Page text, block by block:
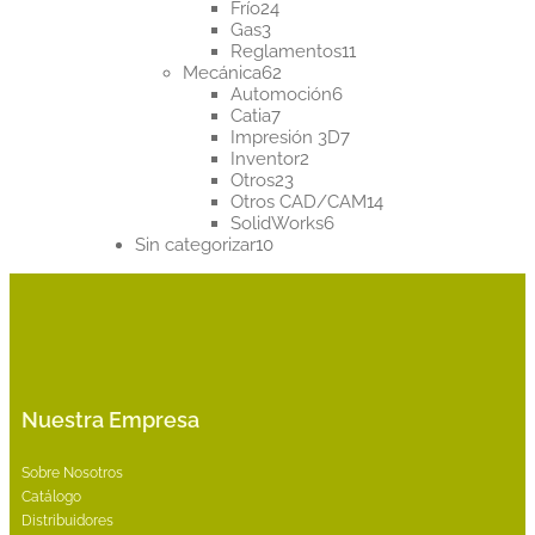
Frío2424
Gas33
productos
Reglamentos1111
Mecánica6262
productos
Automoción66
Catia77
productos
Impresión 3D77
Inventor22
Otros2323
productos
Otros CAD/CAM1414
SolidWorks66
Sin categorizar1010
Nuestra Empresa
Sobre Nosotros
Catálogo
Distribuidores